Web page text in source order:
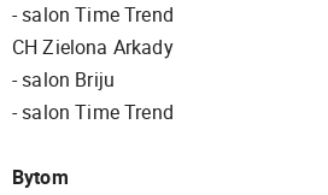
- salon Time Trend
CH Zielona Arkady
- salon Briju
- salon Time Trend
Bytom